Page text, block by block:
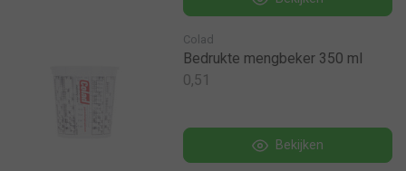
Colad
Bedrukte mengbeker 350 ml
0,51
Bekijken